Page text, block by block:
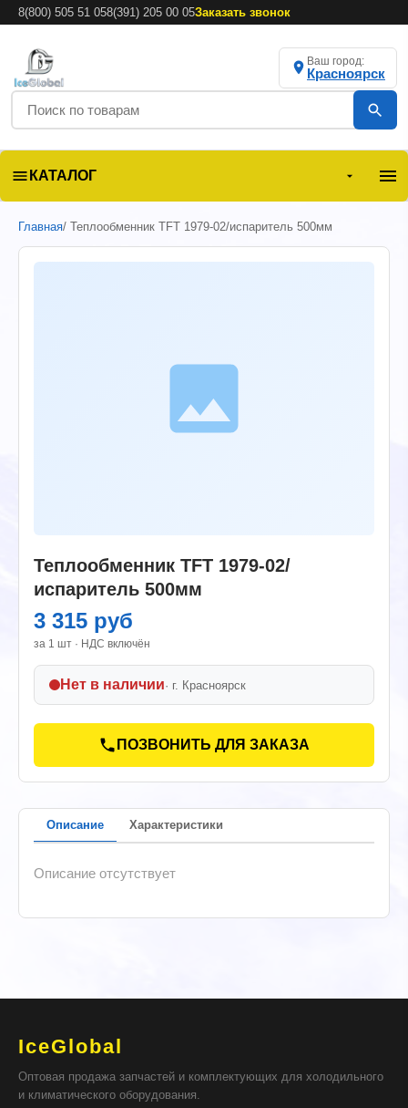
8(800) 505 51 058(391) 205 00 05Заказать звонок
Ваш город:
Красноярск
КАТАЛОГ
Главная/ Теплообменник ТFT 1979-02/испаритель 500мм
Теплообменник ТFT 1979-02/
испаритель 500мм
3 315 руб
за 1 шт · НДС включён
Нет в наличии· г. Красноярск
ПОЗВОНИТЬ ДЛЯ ЗАКАЗА
Описание Характеристики
Описание отсутствует
IceGlobal
Оптовая продажа запчастей и комплектующих для холодильного
и климатического оборудования.